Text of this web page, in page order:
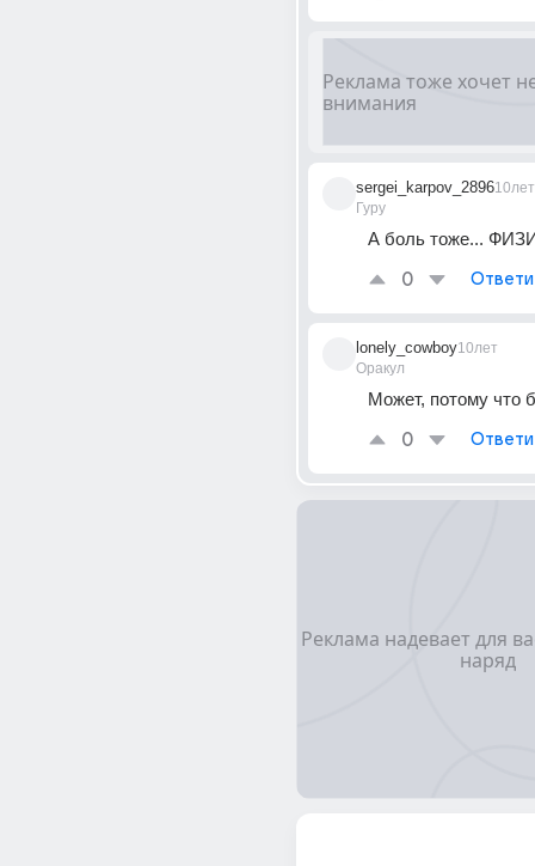
sergei_karpov_2896
Гуру
10лет
А боль тоже...
0
lonely_cowboy
Оракул
10лет
Может, потому что
0